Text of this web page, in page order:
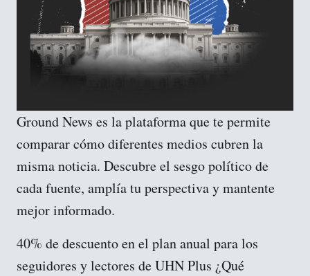
Ground News es la plataforma que te permite
comparar cómo diferentes medios cubren la
misma noticia. Descubre el sesgo político de
cada fuente, amplía tu perspectiva y mantente
mejor informado.
40% de descuento en el plan anual para los
seguidores y lectores de UHN Plus ¿Qué